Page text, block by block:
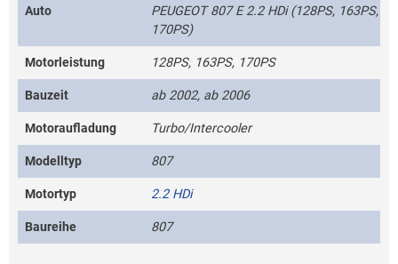
Auto
PEUGEOT 807 E 2.2 HDi (128PS, 163PS,
170PS)
Motorleistung 128PS, 163PS, 170PS
Bauzeit ab 2002, ab 2006
Motoraufladung Turbo/Intercooler
Modelltyp 807
Motortyp 2.2 HDi
Baureihe 807